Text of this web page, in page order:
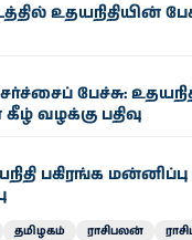
உதயநிதியின்
பேச்சு:
கீழ் வழக்கு பதிவு
பகிரங்க
தமிழகம் ராசிபலன்